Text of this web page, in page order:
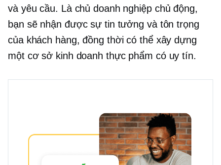
và yêu cầu. Là chủ doanh nghiệp chủ động,
bạn sẽ nhận được sự tin tưởng và tôn trọng
của khách hàng, đồng thời có thể xây dựng
một cơ sở kinh doanh thực phẩm có uy tín.